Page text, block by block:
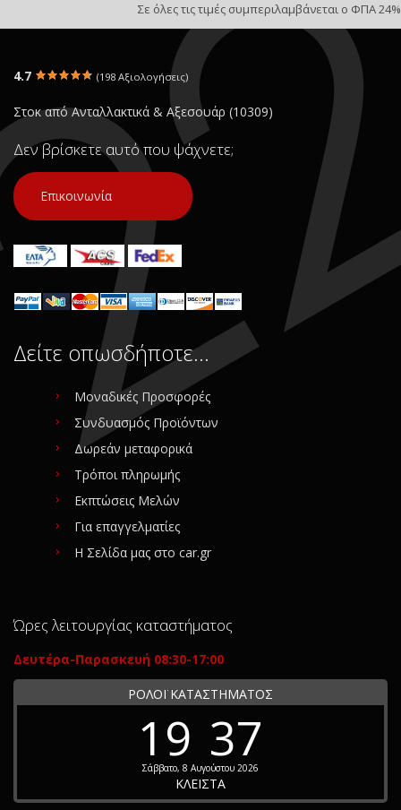
Σε όλες τις τιμές συμπεριλαμβάνεται ο ΦΠΑ 24%
4.7 (198 Αξιολογήσεις)
Στοκ από Ανταλλακτικά & Αξεσουάρ (10309)
Δεν βρίσκετε αυτό που ψάχνετε;
Επικοινωνία
Δείτε οπωσδήποτε…
Μοναδικές Προσφορές
Συνδυασμός Προϊόντων
Δωρεάν μεταφορικά
Τρόποι πληρωμής
Εκπτώσεις Μελών
Για επαγγελματίες
Η Σελίδα μας στο car.gr
Ώρες λειτουργίας καταστήματος
Δευτέρα-Παρασκευή 08:30-17:00
ΡΟΛΟΪ ΚΑΤΑΣΤΗΜΑΤΟΣ
19 37
Σάββατο, 8 Αυγούστου 2026
ΚΛΕΙΣΤΑ